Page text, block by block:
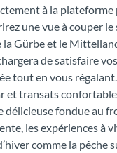
à la
une vue à couper
la Gürbe et le
de satisfaire
tout en vous
et transats
fondue au
les expériences à
comme la pêche